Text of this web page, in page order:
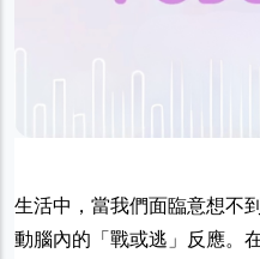
生活中，當我們面臨意想不
動腦內的「戰或逃」反應。